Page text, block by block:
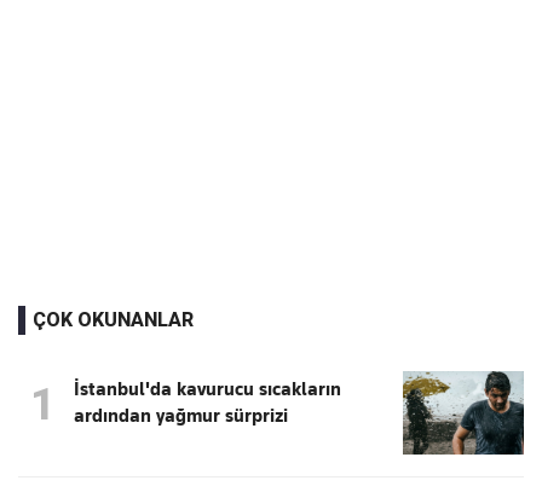
ÇOK OKUNANLAR
1
İstanbul'da kavurucu sıcakların
ardından yağmur sürprizi